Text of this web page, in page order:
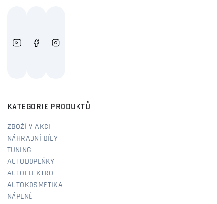
KATEGORIE PRODUKTŮ
ZBOŽÍ V AKCI
NÁHRADNÍ DÍLY
TUNING
AUTODOPLŇKY
AUTOELEKTRO
AUTOKOSMETIKA
NÁPLNĚ